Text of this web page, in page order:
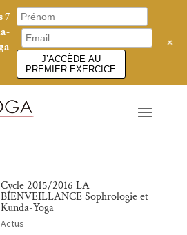
Cycle 2015/2016 LA
BIENVEILLANCE Sophrologie et
Kunda-Yoga
Actus
7
J’ACCÈDE AU
PREMIER EXERCICE
+